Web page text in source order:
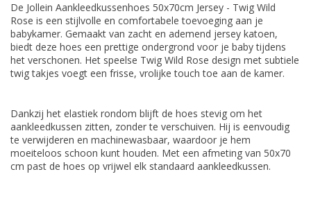
De Jollein Aankleedkussenhoes 50x70cm Jersey - Twig Wild
Rose is een stijlvolle en comfortabele toevoeging aan je
babykamer. Gemaakt van zacht en ademend jersey katoen,
biedt deze hoes een prettige ondergrond voor je baby tijdens
het verschonen. Het speelse Twig Wild Rose design met subtiele
twig takjes voegt een frisse, vrolijke touch toe aan de kamer.
Dankzij het elastiek rondom blijft de hoes stevig om het
aankleedkussen zitten, zonder te verschuiven. Hij is eenvoudig
te verwijderen en machinewasbaar, waardoor je hem
moeiteloos schoon kunt houden. Met een afmeting van 50x70
cm past de hoes op vrijwel elk standaard aankleedkussen.